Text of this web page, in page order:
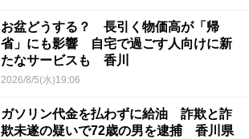
お盆どうする？ 長引く物価高が「帰
省」にも影響 自宅で過ごす人向けに新
たなサービスも 香川
2026/8/5(水)19:06
ガソリン代金を払わずに給油 詐欺と詐
欺未遂の疑いで72歳の男を逮捕 香川県